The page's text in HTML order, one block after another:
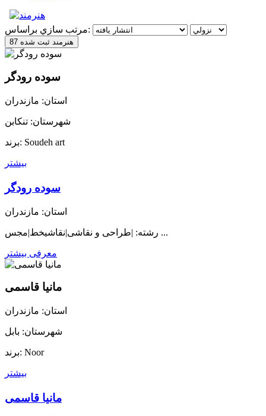
مرتب سازي براساس:
87 هنرمند ثبت شده
سوده رودگر
استان: مازندران
شهرستان: تنکابن
برند: Soudeh art
بیشتر
سوده رودگر
استان: مازندران
رشته: |طراحی و نقاشی|نقاشیخط|مجس ...
معرفی بیشتر
مانیا قاسمی
استان: مازندران
شهرستان: بابل
برند: Noor
بیشتر
مانیا قاسمی